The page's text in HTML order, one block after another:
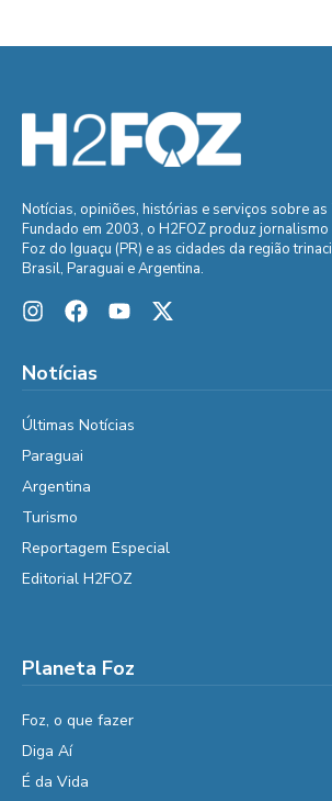
Notícias, opiniões, histórias e serviços sobre as
Fundado em 2003, o H2FOZ produz
Foz do Iguaçu (PR) e as cidades da região
Brasil, Paraguai e Argentina.
Notícias
Últimas Notícias
Paraguai
Argentina
Turismo
Reportagem Especial
Editorial H2FOZ
Planeta Foz
Foz, o que fazer
Diga Aí
É da Vida